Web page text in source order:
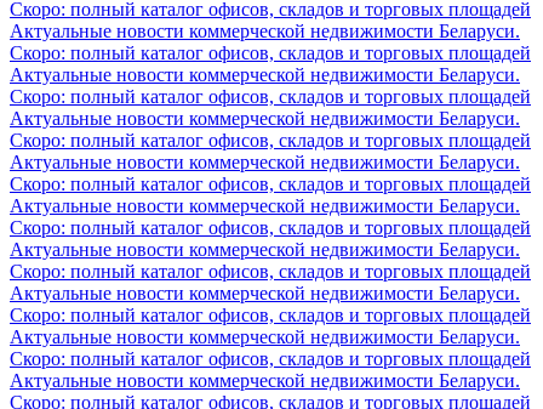
Скоро: полный каталог офисов, складов и торговых площадей
Актуальные новости коммерческой недвижимости Беларуси.
Скоро: полный каталог офисов, складов и торговых площадей
Актуальные новости коммерческой недвижимости Беларуси.
Скоро: полный каталог офисов, складов и торговых площадей
Актуальные новости коммерческой недвижимости Беларуси.
Скоро: полный каталог офисов, складов и торговых площадей
Актуальные новости коммерческой недвижимости Беларуси.
Скоро: полный каталог офисов, складов и торговых площадей
Актуальные новости коммерческой недвижимости Беларуси.
Скоро: полный каталог офисов, складов и торговых площадей
Актуальные новости коммерческой недвижимости Беларуси.
Скоро: полный каталог офисов, складов и торговых площадей
Актуальные новости коммерческой недвижимости Беларуси.
Скоро: полный каталог офисов, складов и торговых площадей
Актуальные новости коммерческой недвижимости Беларуси.
Скоро: полный каталог офисов, складов и торговых площадей
Актуальные новости коммерческой недвижимости Беларуси.
Скоро: полный каталог офисов, складов и торговых площадей